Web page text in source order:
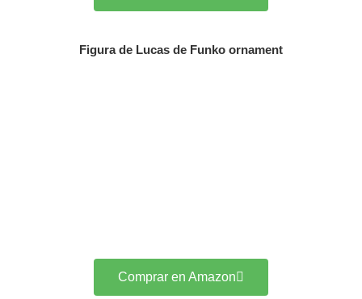
Figura de Lucas de Funko ornament
Comprar en Amazon